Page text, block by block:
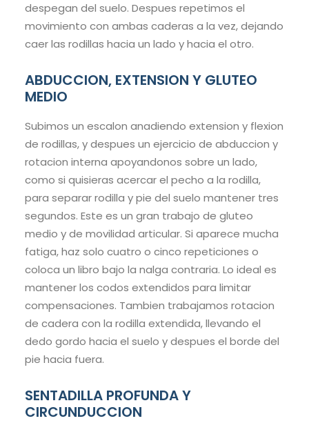
despegan del suelo. Despues repetimos el
movimiento con ambas caderas a la vez, dejando
caer las rodillas hacia un lado y hacia el otro.
ABDUCCION, EXTENSION Y GLUTEO
MEDIO
Subimos un escalon anadiendo extension y flexion
de rodillas, y despues un ejercicio de abduccion y
rotacion interna apoyandonos sobre un lado,
como si quisieras acercar el pecho a la rodilla,
para separar rodilla y pie del suelo mantener tres
segundos. Este es un gran trabajo de gluteo
medio y de movilidad articular. Si aparece mucha
fatiga, haz solo cuatro o cinco repeticiones o
coloca un libro bajo la nalga contraria. Lo ideal es
mantener los codos extendidos para limitar
compensaciones. Tambien trabajamos rotacion
de cadera con la rodilla extendida, llevando el
dedo gordo hacia el suelo y despues el borde del
pie hacia fuera.
SENTADILLA PROFUNDA Y
CIRCUNDUCCION